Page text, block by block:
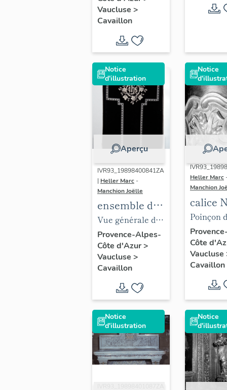
Montpellier
Vaucluse >
Cavaillon
Notice
d'illustration
Aperçu
IVR93_19898400841ZA
| Heller Marc -
Manchion Joëlle
ensemble de
vêtements
liturgiques :
chasuble,
étole,
2 (ornement
noir)
Vue générale de
la chasuble.
Provence-Alpes-
Côte d'Azur>
Vaucluse >
Cavaillon
Notice
Heller Marc
Manchion
calice
Poinçon
maître-
Armand
sur la
Côte
Vaucluse
Cavaillon
Notice
d'illustration
Notice